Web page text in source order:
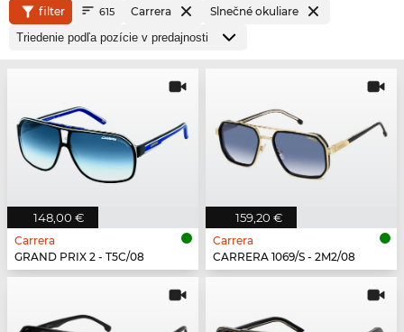
filter 615 Carrera Slnečné okuliare
148,00 €
Carrera
GRAND PRIX 2 - T5C/08
159,20 €
Carrera
CARRERA 1069/S - 2M2/08